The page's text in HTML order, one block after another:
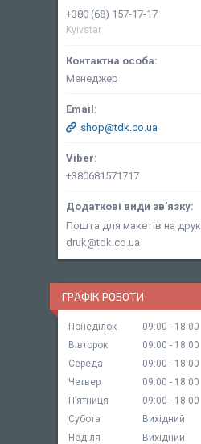
+380 (68) 157-17-17
Kyivstar
Менеджер
shop@tdk.co.ua
+380681571717
Пошта для макетів на друк
druk@tdk.co.ua
ГРАФІК РОБОТИ
Понеділок 09:00
18:00
Вівторок
09:00
18:00
Середа
09:00
18:00
Четвер
09:00
18:00
Пʼятниця
09:00
18:00
Субота
Вихідний
Неділя
Вихідний